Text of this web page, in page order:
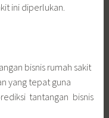
ini diperlukan.
bisnis rumah sakit
yang tepat guna
tantangan bisnis